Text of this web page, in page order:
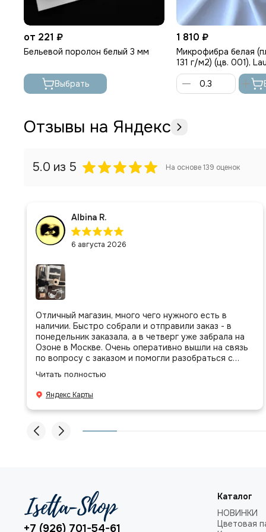
от 221 ₽
Бельевой поролон белый 3 мм
Выбрать
1 810 ₽
Микрофибра белая
131 г/м2) (цв. 001),
Отзывы на Яндекс
5.0 из 5 На основе139 оценок
Albina R.
6 августа 2026
Отличный магазин, много чего нужного есть в
наличии. Быстро собрали и отправили заказ - в
понедельник заказала, а в четверг уже забрала на
Озоне в Москве. Очень оперативно вышли на связь
по вопросу с заказом и помогли разобраться с
сложено, подписано и даже есть подарочек, очень
приятно. Спасибо большое команде!
Читать полностью
Яндекс Карты
+7 (926) 701-54-61
Каталог
НОВИНКИ
Цветовая